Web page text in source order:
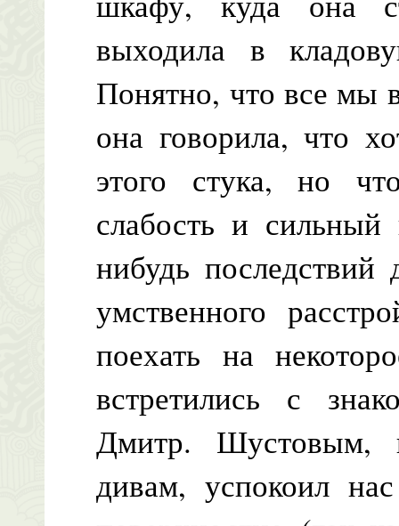
выходила в
Понятно, что все мы
она говорила, что
этого стука, но
слабость и
нибудь последствий
умственного
поехать на
встретились с
Дмитр. Шустовым,
дивам, успокоил